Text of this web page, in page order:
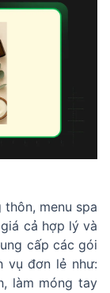
menu spa
cả hợp lý và
cấp các gói
vụ đơn lẻ như:
làm móng tay